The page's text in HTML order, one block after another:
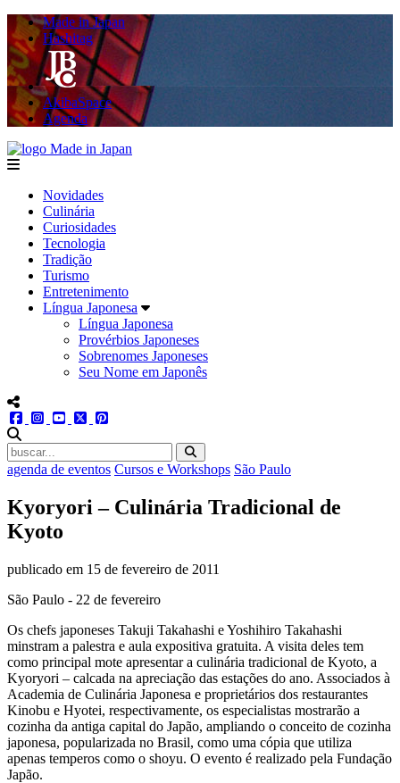
Made in Japan
Hashitag
AkibaSpace
Agenda
menu
Novidades
Culinária
Curiosidades
Tecnologia
Tradição
Turismo
Entretenimento
Língua Japonesa
Língua Japonesa
Provérbios Japoneses
Sobrenomes Japoneses
Seu Nome em Japonês
menu redes social
facebookinstagram
youtube
twitter
agenda de eventos Cursos e Workshops São Paulo
Kyoryori – Culinária Tradicional de
Kyoto
publicado em 15 de fevereiro de 2011
São Paulo - 22 de fevereiro
Os chefs japoneses Takuji Takahashi e Yoshihiro Takahashi
minstram a palestra e aula expositiva gratuita. A visita deles tem
como principal mote apresentar a culinária tradicional de Kyoto, a
Kyoryori – calcada na apreciação das estações do ano. Associados à
Academia de Culinária Japonesa e proprietários dos restaurantes
Kinobu e Hyotei, respectivamente, os especialistas mostrarão a
cozinha da antiga capital do Japão, ampliando o conceito de cozinha
japonesa, popularizada no Brasil, como uma cópia que utiliza
apenas temperos como o shoyu. O evento é realizado pela Fundação
Japão.